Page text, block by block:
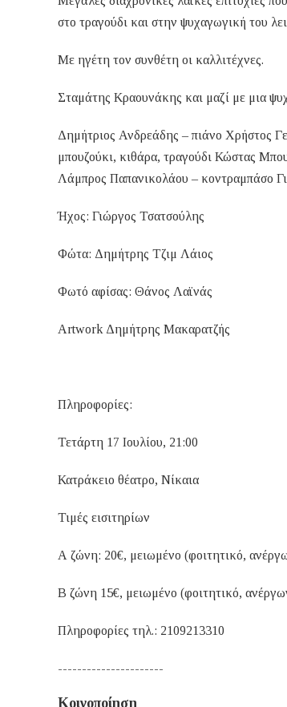
στο τραγούδι και στην ψυχαγωγική του
Με ηγέτη τον συνθέτη οι καλλιτέχνες.
Σταμάτης Κραουνάκης και μαζί με μια
Δημήτριος Ανδρεάδης – πιάνο Χρήστος
μπουζούκι, κιθάρα, τραγούδι Κώστας
Λάμπρος Παπανικολάου – κοντραμπάσο
Ήχος: Γιώργος Τσατσούλης
Φώτα: Δημήτρης Τζιμ Λάιος
Φωτό αφίσας: Θάνος Λαϊνάς
Artwork Δημήτρης Μακαρατζής
Πληροφορίες:
Τετάρτη 17 Ιουλίου, 21:00
Κατράκειο θέατρο, Νίκαια
Τιμές εισιτηρίων
Α ζώνη: 20€, μειωμένο (φοιτητικό,
Β ζώνη 15€, μειωμένο (φοιτητικό,
Πληροφορίες τηλ.: 2109213310
----------------------
Κοινοποίηση